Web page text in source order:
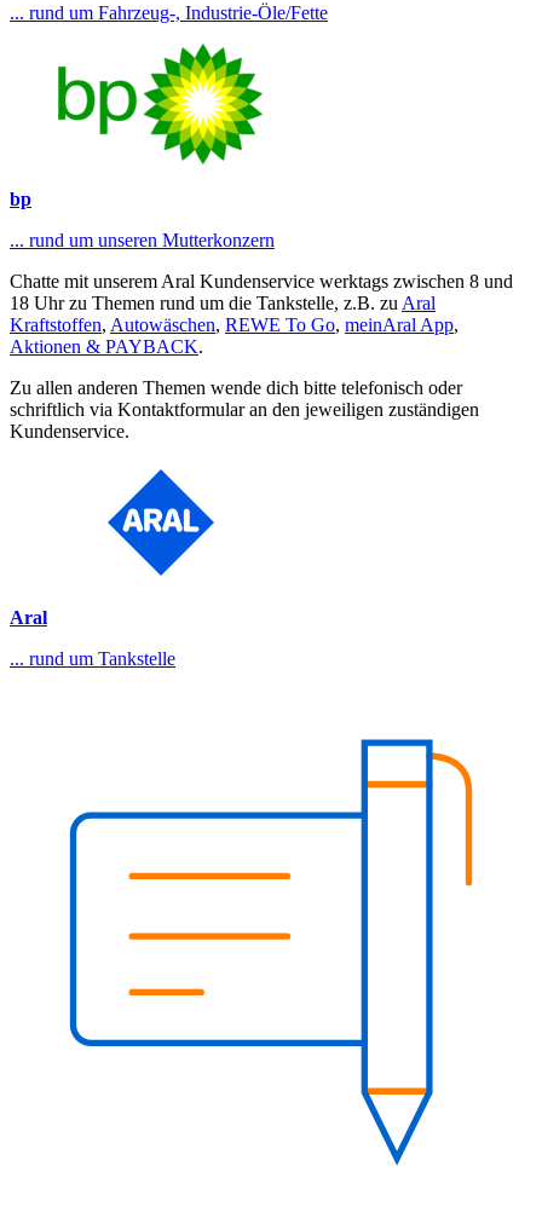
... rund um Fahrzeug-, Industrie-Öle/Fette
bp
... rund um unseren Mutterkonzern
Chatte mit unserem Aral Kundenservice werktags zwischen 8 und
18 Uhr zu Themen rund um die Tankstelle, z.B. zu Aral
Kraftstoffen, Autowäschen, REWE To Go, meinAral App,
Aktionen & PAYBACK.
Zu allen anderen Themen wende dich bitte telefonisch oder
schriftlich via Kontaktformular an den jeweiligen zuständigen
Kundenservice.
Aral
... rund um Tankstelle